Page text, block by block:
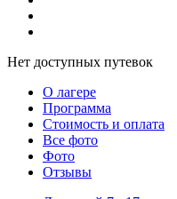
Нет доступных путевок
О лагере
Программа
Стоимость и оплата
Все фото
Фото
Отзывы